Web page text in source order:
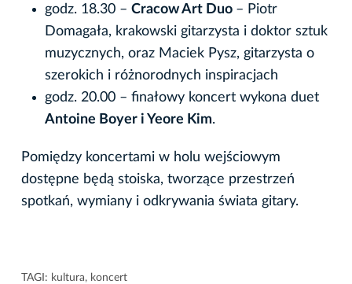
godz. 18.30 – Cracow Art Duo – Piotr
Domagała, krakowski gitarzysta i doktor sztuk
muzycznych, oraz Maciek Pysz, gitarzysta o
szerokich i różnorodnych inspiracjach
godz. 20.00 – finałowy koncert wykona duet
Antoine Boyer i Yeore Kim.
Pomiędzy koncertami w holu wejściowym
dostępne będą stoiska, tworzące przestrzeń
spotkań, wymiany i odkrywania świata gitary.
TAGI: kultura, koncert